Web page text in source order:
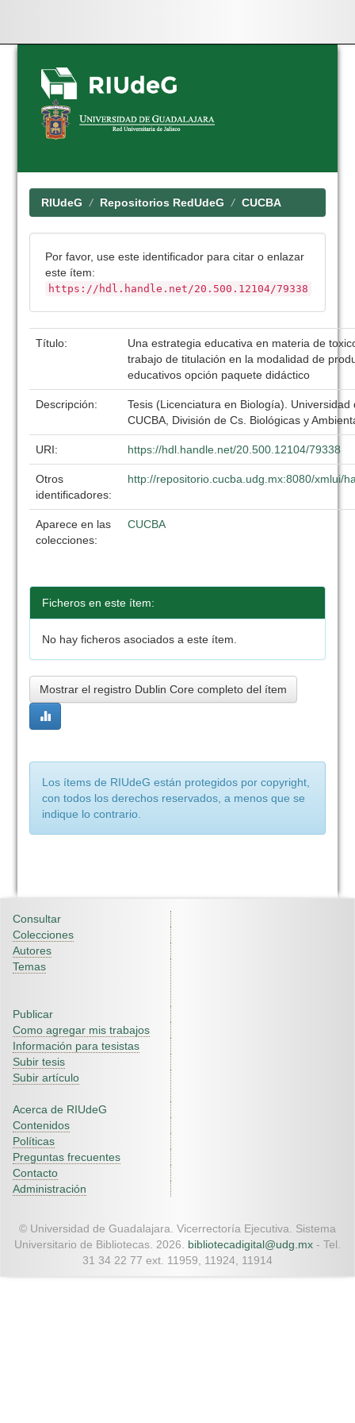
Skip
navigation
RIUdeG Repositorios RedUdeG CUCBA
Por favor, use este identificador para citar o enlazar
este ítem:
https://hdl.handle.net/20.500.12104/79338
Título:
Una estrategia educativa en materia de
trabajo de titulación en la modalidad de
educativos opción paquete didáctico
Descripción:
Tesis (Licenciatura en Biología). Universidad
CUCBA, División de Cs. Biológicas y
URI: https://hdl.handle.net/20.500.12104/79338
Otros
identificadores:
http://repositorio.cucba.udg.mx:8080/xmlui/
Aparece en las
colecciones:
CUCBA
Ficheros en este ítem:
No hay ficheros asociados a este ítem.
Mostrar el registro Dublin Core completo del ítem
Los ítems de RIUdeG están protegidos por copyright,
con todos los derechos reservados, a menos que se
indique lo contrario.
Consultar
Colecciones
Autores
Temas
Publicar
Como agregar mis trabajos
Información para tesistas
Subir tesis
Subir artículo
Acerca de RIUdeG
Contenidos
Políticas
Preguntas frecuentes
Contacto
Administración
© Universidad de Guadalajara. Vicerrectoría Ejecutiva. Sistema
Universitario de Bibliotecas. 2026. bibliotecadigital@udg.mx - Tel.
31 34 22 77 ext. 11959, 11924, 11914